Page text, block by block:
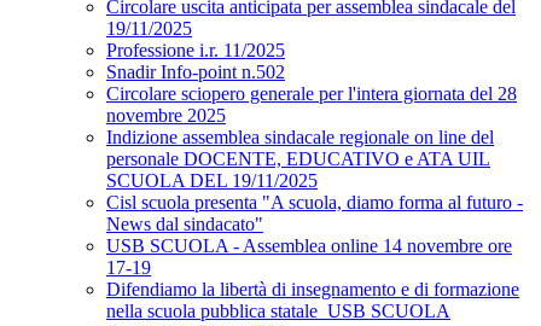
Circolare uscita anticipata per assemblea sindacale del
19/11/2025
Professione i.r. 11/2025
Snadir Info-point n.502
Circolare sciopero generale per l'intera giornata del 28
novembre 2025
Indizione assemblea sindacale regionale on line del
personale DOCENTE, EDUCATIVO e ATA UIL
SCUOLA DEL 19/11/2025
Cisl scuola presenta "A scuola, diamo forma al futuro -
News dal sindacato"
USB SCUOLA - Assemblea online 14 novembre ore
17-19
Difendiamo la libertà di insegnamento e di formazione
nella scuola pubblica statale_USB SCUOLA